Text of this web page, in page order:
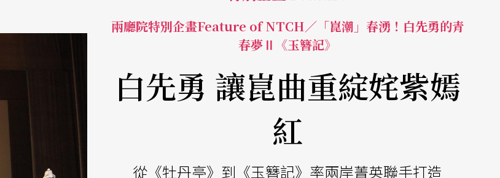
兩廳院特別企畫Feature of NTCH／「崑潮」春湧！白先勇的青
春夢Ⅱ《玉簪記》
白先勇 讓崑曲重綻姹紫嫣
紅
從《牡丹亭》到《玉簪記》率兩岸菁英聯手打造